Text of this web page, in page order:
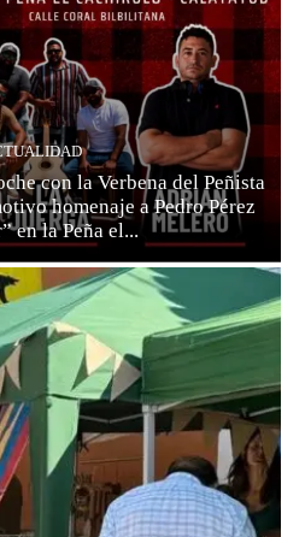
con la Verbena del Peñista
homenaje a Pedro Pérez
en la Peña el...